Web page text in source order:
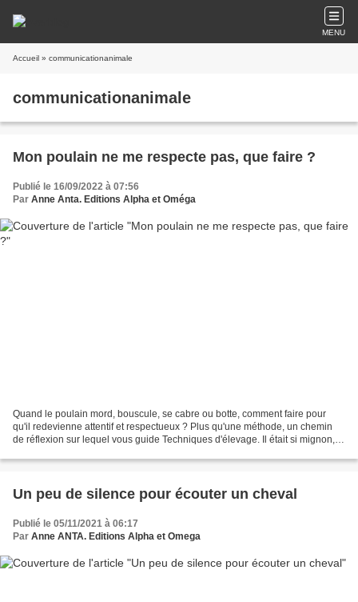
MENU
Accueil » communicationanimale
communicationanimale
Mon poulain ne me respecte pas, que faire ?
Publié le 16/09/2022 à 07:56
Par Anne Anta. Editions Alpha et Oméga
Quand le poulain mord, bouscule, se cabre ou botte, comment faire pour
qu'il redevienne attentif et respectueux ? Plus qu'une méthode, un chemin
de réflexion sur lequel vous guide Techniques d'élevage. Il était si mignon, si
Un peu de silence pour écouter un cheval
Publié le 05/11/2021 à 06:17
Par Anne ANTA. Editions Alpha et Omega